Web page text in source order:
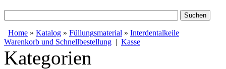
Home » Katalog » Füllungsmaterial » Interdentalkeile
Warenkorb und Schnellbestellung | Kasse
Kategorien